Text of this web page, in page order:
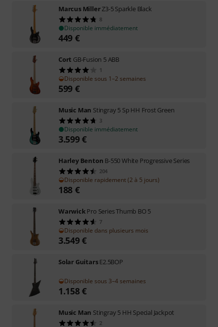
Marcus MillerZ3-5 Sparkle Black
8
Disponible immédiatement
449 €
Cort GB-Fusion 5 ABB
1
Disponible sous 1–2 semaines
599 €
Music Man Stingray 5 Sp HH Frost Green
3
Disponible immédiatement
3.599€
Harley Benton B-550 White Progressive Series
204
Disponible rapidement (2 à 5 jours)
188 €
WarwickPro Series Thumb BO 5
7
Disponible dans plusieurs mois
3.549€
Solar GuitarsE2.5BOP
Disponible sous 3–4 semaines
1.158€
Music Man Stingray 5 HH Special Jackpot
2